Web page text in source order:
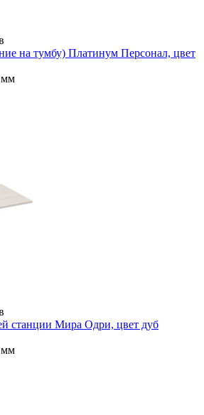
на тумбу) Платинум Персонал, цвет
мм
станции Мира Одри, цвет дуб
мм